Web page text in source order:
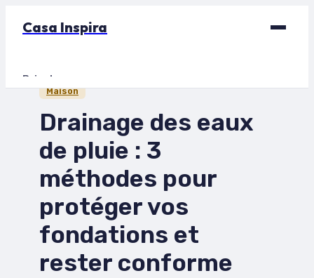
Casa Inspira
Bricolage
Jardinage
Maison
Drainage des eaux
de pluie : 3
méthodes pour
protéger vos
fondations et
rester conforme